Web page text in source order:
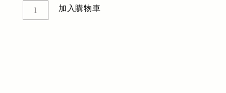
加入購物車